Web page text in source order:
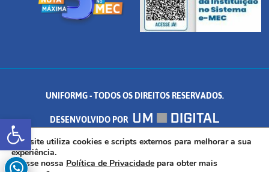
Abrir a barra de ferramentas
UNIFORMG - TODOS OS DIREITOS RESERVADOS.
DESENVOLVIDO POR
AV. DR. ARNALDO DE SENNA, 328 - PALMEIRAS, FORMIGA/MG - CEP:
35.574.530
Este site utiliza cookies e scripts externos para melhorar a sua
experiência.
Acesse nossa Política de Privacidade para obter mais